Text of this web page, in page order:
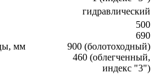
гидравлический
мм
500
690
900 (болотоходный)
460 (облегченный,
индекс "3")